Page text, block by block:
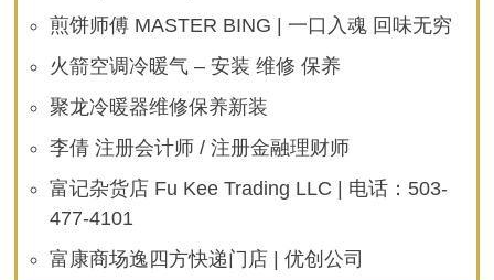
煎饼师傅 MASTER BING | 一口入魂 回味无穷
火箭空调冷暖气 – 安装 维修 保养
聚龙冷暖器维修保养新装
李倩 注册会计师 / 注册金融理财师
富记杂货店 Fu Kee Trading LLC | 电话：503-
477-4101
富康商场逸四方快递门店 | 优创公司